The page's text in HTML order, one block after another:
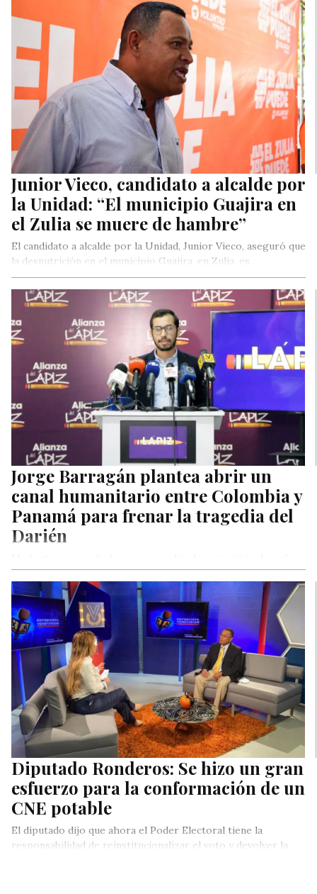
Junior Vieco, candidato a alcalde por
la Unidad: “El municipio Guajira en
el Zulia se muere de hambre”
El candidato a alcalde por la Unidad, Junior Vieco, aseguró que
la desnutrición en el municipio Guajira, en Zulia, es…
Jorge Barragán plantea abrir un
canal humanitario entre Colombia y
Panamá para frenar la tragedia del
Darién
portavoz de Asuntos Internacionales de la Alianza del Lápiz,
Jorge Barragán…
Diputado Ronderos: Se hizo un gran
esfuerzo para la conformación de un
CNE potable
El diputado dijo que ahora el Poder Electoral tiene la
responsabilidad de reinstitucionalizar el voto y devolver la